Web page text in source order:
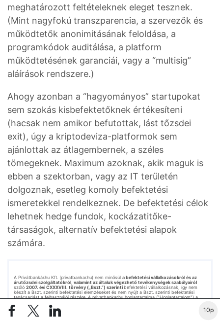
10p
meghatározott feltételeknek eleget tesznek.
(Mint nagyfokú transzparencia, a szervezők és
működtetők anonimitásának feloldása, a
programkódok auditálása, a platform
működtetésének garanciái, vagy a “multisig”
aláírások rendszere.)
Ahogy azonban a “hagyományos” startupokat
sem szokás kisbefektetőknek értékesíteni
(hacsak nem amikor befutottak, lást tőzsdei
exit), úgy a kriptodeviza-platformok sem
ajánlottak az átlagembernek, a széles
tömegeknek. Maximum azoknak, akik maguk is
ebben a szektorban, vagy az IT területén
dolgoznak, esetleg komoly befektetési
ismeretekkel rendelkeznek. De befektetési célok
lehetnek hedge fundok, kockázatitőke-
társaságok, alternatív befektetési alapok
számára.
A Privátbankár.hu Kft. (privatbankar.hu) nem minősül a befektetési vállalkozásokról és az
árutőzsdei szolgáltatókról, valamint az általuk végezhető tevékenységek szabályairól
szóló 2007. évi CXXXVIII. törvény („Bszt.”) szerintibefektetési vállalkozásnak, így nem
készít a Bszt. szerinti befektetési elemzéseket és nem nyújt a Bszt. szerinti befektetési
tanácsadást a felhasználói részére. A privatbankar.hu honlaptartalma ("Honlaptartalom") a
érvényes álláspontját tükrözik, amelyek a jövőben előzetes bejelentés nélkül
megváltozhatnak. A Honlaptartalom kizárólag tájékoztató jellegű, az érintett szolgáltatások és
termékek főbb jellemzőit tartalmazza a teljesség igénye nélkül és kizárólag a figyelem